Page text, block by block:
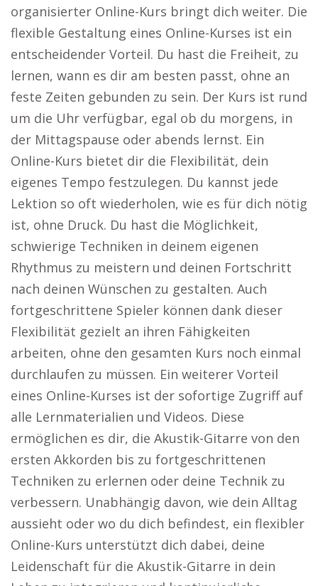
organisierter Online-Kurs bringt dich weiter. Die
flexible Gestaltung eines Online-Kurses ist ein
entscheidender Vorteil. Du hast die Freiheit, zu
lernen, wann es dir am besten passt, ohne an
feste Zeiten gebunden zu sein. Der Kurs ist rund
um die Uhr verfügbar, egal ob du morgens, in
der Mittagspause oder abends lernst. Ein
Online-Kurs bietet dir die Flexibilität, dein
eigenes Tempo festzulegen. Du kannst jede
Lektion so oft wiederholen, wie es für dich nötig
ist, ohne Druck. Du hast die Möglichkeit,
schwierige Techniken in deinem eigenen
Rhythmus zu meistern und deinen Fortschritt
nach deinen Wünschen zu gestalten. Auch
fortgeschrittene Spieler können dank dieser
Flexibilität gezielt an ihren Fähigkeiten
arbeiten, ohne den gesamten Kurs noch einmal
durchlaufen zu müssen. Ein weiterer Vorteil
eines Online-Kurses ist der sofortige Zugriff auf
alle Lernmaterialien und Videos. Diese
ermöglichen es dir, die Akustik-Gitarre von den
ersten Akkorden bis zu fortgeschrittenen
Techniken zu erlernen oder deine Technik zu
verbessern. Unabhängig davon, wie dein Alltag
aussieht oder wo du dich befindest, ein flexibler
Online-Kurs unterstützt dich dabei, deine
Leidenschaft für die Akustik-Gitarre in dein